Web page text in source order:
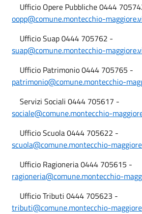
Ufficio Opere Pubbliche 0444
oopp@comune.montecchio-
Ufficio Suap 0444 705762 -
suap@comune.montecchio-
Ufficio Patrimonio 0444 705765 -
patrimonio@comune.montecchio-
Servizi Sociali 0444 705617 -
sociale@comune.montecchio-
Ufficio Scuola 0444 705622 -
scuola@comune.montecchio-
Ufficio Ragioneria 0444 705615 -
ragioneria@comune.montecchio-
Ufficio Tributi 0444 705623 -
tributi@comune.montecchio-